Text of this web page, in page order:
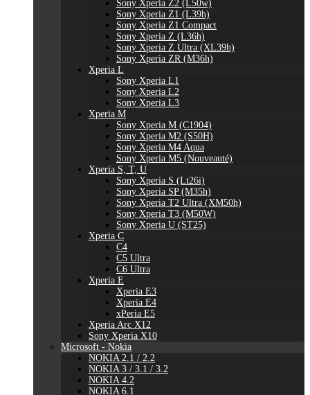
Sony Xperia Z2 (L50w)
Sony Xperia Z1 (L39h)
Sony Xperia Z1 Compact
Sony Xperia Z (L36h)
Sony Xperia Z Ultra (XL39h)
Sony Xperia ZR (M36h)
Xperia L
Sony Xperia L1
Sony Xperia L2
Sony Xperia L3
Xperia M
Sony Xperia M (C1904)
Sony Xperia M2 (S50H)
Sony Xperia M4 Aqua
Sony Xperia M5 (Nouveauté)
Xperia S, T, U
Sony Xperia S (Lt26i)
Sony Xperia SP (M35h)
Sony Xperia T2 Ultra (XM50h)
Sony Xperia T3 (M50W)
Sony Xperia U (ST25)
Xperia C
C4
C5 Ultra
C6 Ultra
Xperia E
Xperia E3
Xperia E4
xPeria E5
Xperia Arc X12
Sony Xperia X10
Microsoft - Nokia
NOKIA 2.1 / 2.2
NOKIA 3 / 3.1 / 3.2
NOKIA 4.2
NOKIA 6.1